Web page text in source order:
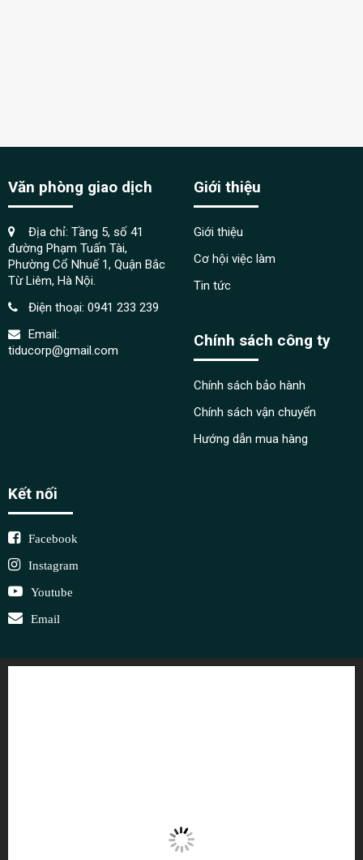
Văn phòng giao dịch
Địa chỉ: Tầng 5, số 41
đường Phạm Tuấn Tài,
Phường Cổ Nhuế 1, Quận Bắc
Từ Liêm, Hà Nội.
Điện thoại: 0941 233 239
Email:
tiducorp@gmail.com
Giới thiệu
Giới thiệu
Cơ hội việc làm
Tin tức
Chính sách công ty
Chính sách bảo hành
Chính sách vận chuyển
Hướng dẫn mua hàng
Kết nối
Facebook
Instagram
Youtube
Email